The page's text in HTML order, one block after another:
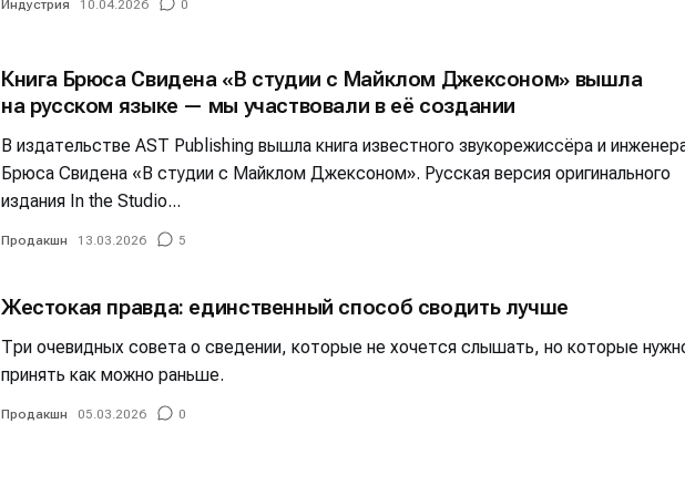
Индустрия 10.04.2026 0
Книга Брюса Свидена «В студии с Майклом Джексоном» вышла
на русском языке — мы участвовали в её создании
В издательстве AST Publishing вышла книга известного звукорежиссёра и
Брюса Свидена «В студии с Майклом Джексоном». Русская версия оригинального
издания In the Studio...
Продакшн 13.03.2026 5
Жестокая правда: единственный способ сводить лучше
Три очевидных совета о сведении, которые не хочется слышать, но которые
принять как можно раньше.
Продакшн 05.03.2026 0